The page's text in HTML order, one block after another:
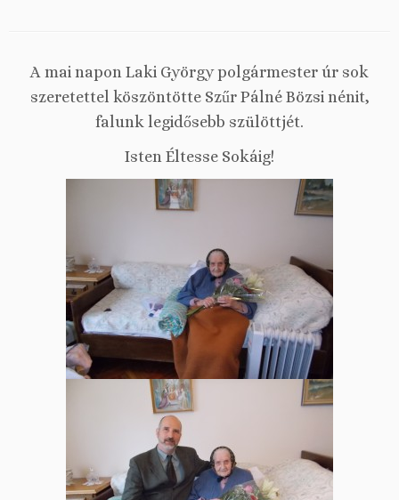
A mai napon Laki György polgármester úr sok
szeretettel köszöntötte Szűr Pálné Bözsi nénit,
falunk legidősebb szülöttjét.
Isten Éltesse Sokáig!